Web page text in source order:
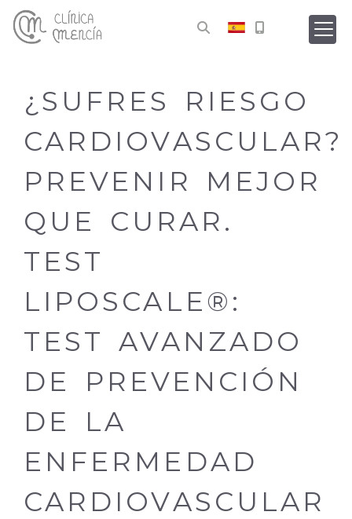
¿SUFRES RIESGO
CARDIOVASCULAR?
PREVENIR MEJOR
QUE CURAR.
TEST
LIPOSCALE®:
TEST AVANZADO
DE PREVENCIÓN
DE LA
ENFERMEDAD
CARDIOVASCULAR